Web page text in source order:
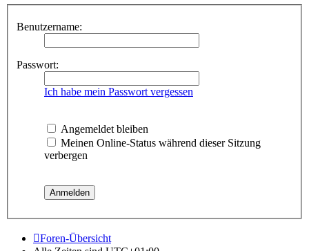
Benutzername:
Passwort:
Ich habe mein Passwort vergessen
Angemeldet bleiben
Meinen Online-Status während dieser Sitzung
verbergen
Foren-Übersicht